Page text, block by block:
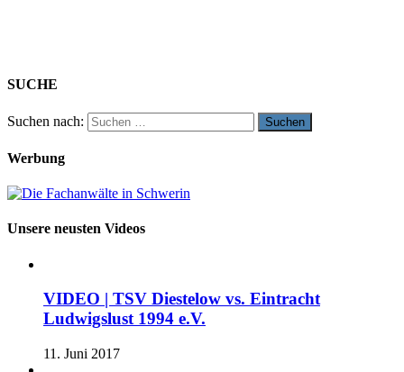
SUCHE
Suchen nach:
Werbung
Unsere neusten Videos
VIDEO | TSV Diestelow vs. Eintracht
Ludwigslust 1994 e.V.
11. Juni 2017